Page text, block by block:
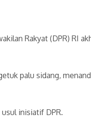
Rakyat (DPR) RI
palu sidang,
usul inisiatif DPR.